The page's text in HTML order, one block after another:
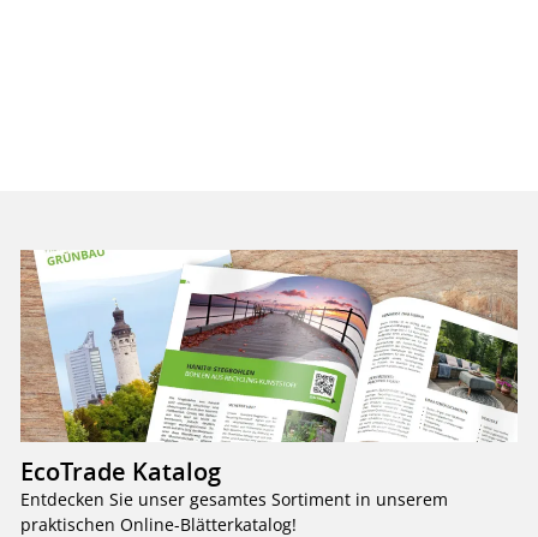
EcoTrade Katalog
Entdecken Sie unser gesamtes Sortiment in unserem
praktischen Online-Blätterkatalog!